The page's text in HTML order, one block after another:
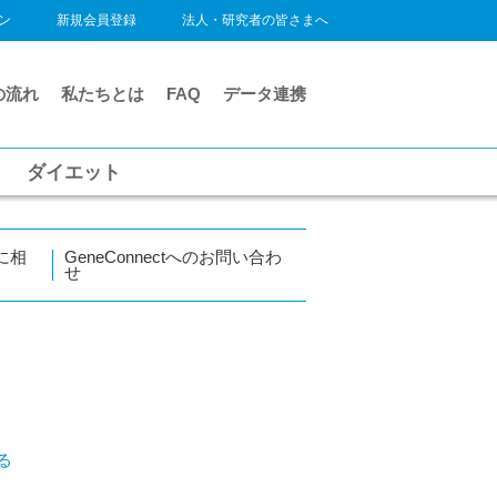
新規会員登録 法人・研究者の皆さまへ
流れ 私たちとは FAQ データ連携
ダイエット
相
GeneConnectへのお問い合わ
せ